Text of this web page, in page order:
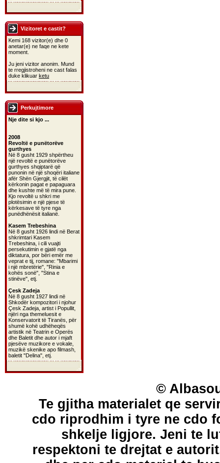
Vizitoret e castit?
Kemi 168 vizitor(e) dhe 0
anetar(e) ne faqe ne kete
moment.
Ju jeni vizitor anonim. Mund
te rregjistroheni ne cast falas
duke klikuar ketu
Perkujtimore
Nje dite si kjo ...
2008
Revoltë e punëtorëve
gurthyes
Në 8 gusht 1929 shpërtheu
një revoltë e punëtorëve
gurthyes shqiptarë që
punonin në një shoqëri italiane
afër Shën Gjergjit, të cilët
kërkonin pagat e papaguara
dhe kushte më të mira pune.
Kjo revoltë u shkri me
plotësimin e një pjese të
kërkesave të tyre nga
punëdhënësit italianë.
Kasem Trebeshina
Në 8 gusht 1926 lindi në Berat
shkrimtari Kasem
Trebeshina, i cili vuajti
persekutimin e gjatë nga
diktatura, por bëri emër me
veprat e tij, romane: "Mbarimi
i një mbretërie", "Rinia e
kohës sonë", "Stina e
stinëve", etj.
Çesk Zadeja
Në 8 gusht 1927 lindi në
Shkodër kompozitori i njohur
Çesk Zadeja, artist i Popullit,
njëri nga themeluesit e
Konservatorit të Tiranës, për
shumë kohë udhëheqës
artistik në Teatrin e Operës
dhe Baletit dhe autor i mjaft
pjesëve muzikore e vokale,
muzikë skenike apo filmash,
baletit "Delina", etj.
©
Te gjitha materialet qe
cdo riprodhim i tyre ne cdo
shkelje ligjore. Jeni te
respektoni te drejtat e